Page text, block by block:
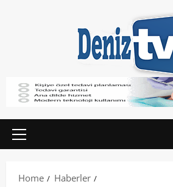
Home
Haberler